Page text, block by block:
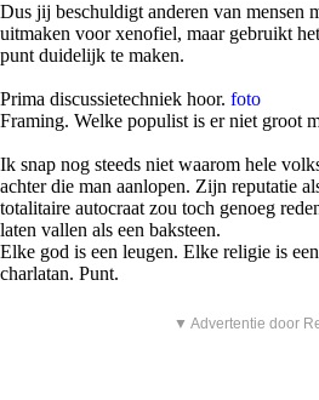
Dus jij beschuldigt anderen van mensen
uitmaken voor xenofiel, maar gebruikt
punt duidelijk te maken.
Prima discussietechniek hoor. foto
Framing. Welke populist is er niet groot
Ik snap nog steeds niet waarom hele
achter die man aanlopen. Zijn reputatie
totalitaire autocraat zou toch genoeg
laten vallen als een baksteen.
Elke god is een leugen. Elke religie is
charlatan. Punt.
▼ Advertentie door